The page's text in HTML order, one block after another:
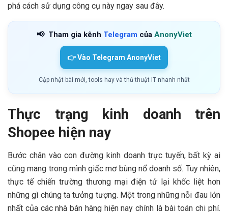
phá cách sử dụng công cụ này ngay sau đây.
📢 Tham gia kênh Telegram của AnonyViet
👉 Vào Telegram AnonyViet
Cập nhật bài mới, tools hay và thủ thuật IT nhanh nhất
Thực trạng kinh doanh trên
Shopee hiện nay
Bước chân vào con đường kinh doanh trực tuyến, bất kỳ ai
cũng mang trong mình giấc mơ bùng nổ doanh số. Tuy nhiên,
thực tế chiến trường thương mại điện tử lại khốc liệt hơn
những gì chúng ta tưởng tượng. Một trong những nỗi đau lớn
nhất của các nhà bán hàng hiện nay chính là bài toán chi phí.